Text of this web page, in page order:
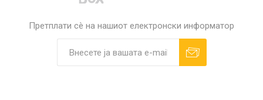
Претплати сè на нашиот електронски информатор